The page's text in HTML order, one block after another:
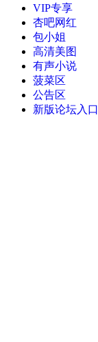
VIP专享
杏吧网红
包小姐
高清美图
有声小说
菠菜区
公告区
新版论坛入口